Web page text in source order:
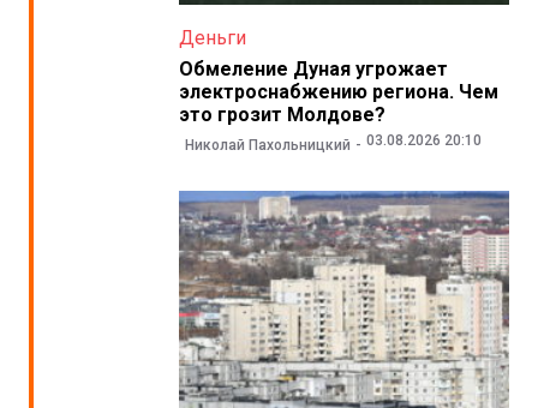
Деньги
Обмеление Дуная угрожает
электроснабжению региона. Чем
это грозит Молдове?
Николай Пахольницкий 03.08.2026 20:10